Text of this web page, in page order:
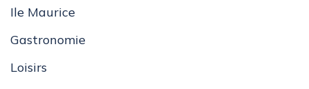
Ile Maurice
Gastronomie
Loisirs